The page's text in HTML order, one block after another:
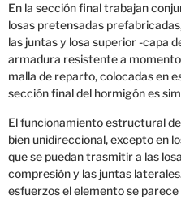
En la sección finaltrabajan
losas pretensadas
las juntasy losa superior-capa
armadura resistentea
malla de reparto,colocadasen
secciónfinaldel hormigónes
El funcionamientoestructural
bien unidireccional, excepto en
quese puedantrasmitir a las
compresióny las juntas
esfuerzosel elementose parece